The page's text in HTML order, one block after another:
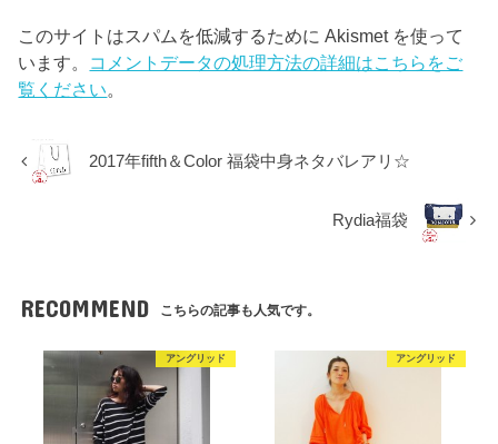
このサイトはスパムを低減するために Akismet を使って
います。 コメントデータの処理方法の詳細はこちらをご
覧ください。
2017年fifth＆Color 福袋中身ネタバレアリ☆
Rydia福袋
RECOMMEND こちらの記事も人気です。
アングリッド アングリッド